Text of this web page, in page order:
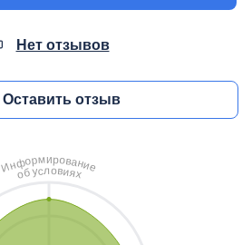
Нет отзывов
Оставить отзыв
Информирование
обусловиях